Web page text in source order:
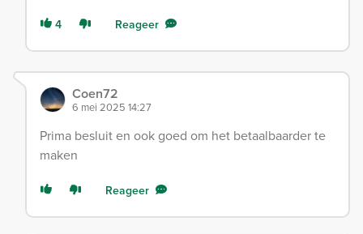
4 Reageer
Coen72
6 mei 2025 14:27
Prima besluit en ook goed om het betaalbaarder te
maken
Reageer